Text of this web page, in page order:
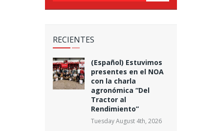
RECIENTES
(Español) Estuvimos
presentes en el NOA
con la charla
agronómica “Del
Tractor al
Rendimiento”
Tuesday August 4th, 2026